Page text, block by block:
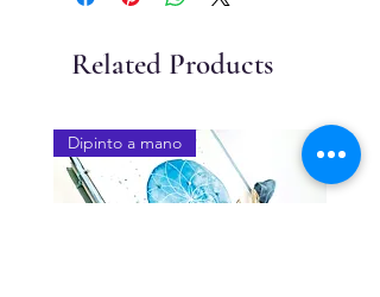
Related Products
Dipinto a mano